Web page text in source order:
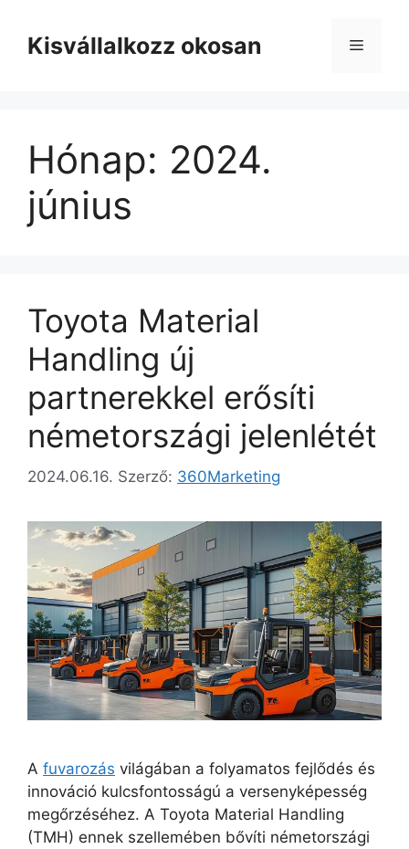
tartalomba
Kisvállalkozz okosan Menü
Hónap: 2024.
június
Toyota Material
Handling új
partnerekkel erősíti
németországi jelenlétét
2024.06.16. Szerző: 360Marketing
A fuvarozás világában a folyamatos fejlődés és
innováció kulcsfontosságú a versenyképesség
megőrzéséhez. A Toyota Material Handling
(TMH) ennek szellemében bővíti németországi